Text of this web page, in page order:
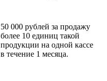
50 000 рублей за продажу
более 10 единиц такой
продукции на одной кассе
в течение 1 месяца.